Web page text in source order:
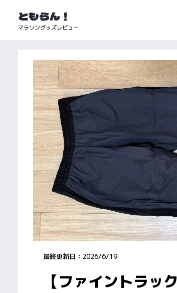
ともらん！
マラソングッズレビュー
最終更新日： 2026/6/19
【ファイントラッ